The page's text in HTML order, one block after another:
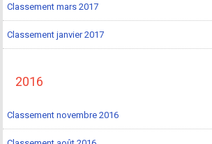
Classement mars 2017
Classement janvier 2017
2016
Classement novembre 2016